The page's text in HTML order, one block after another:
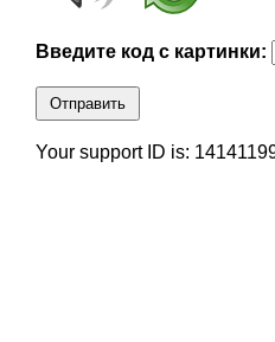
Введите код с картинки:
Отправить
Your support ID is: